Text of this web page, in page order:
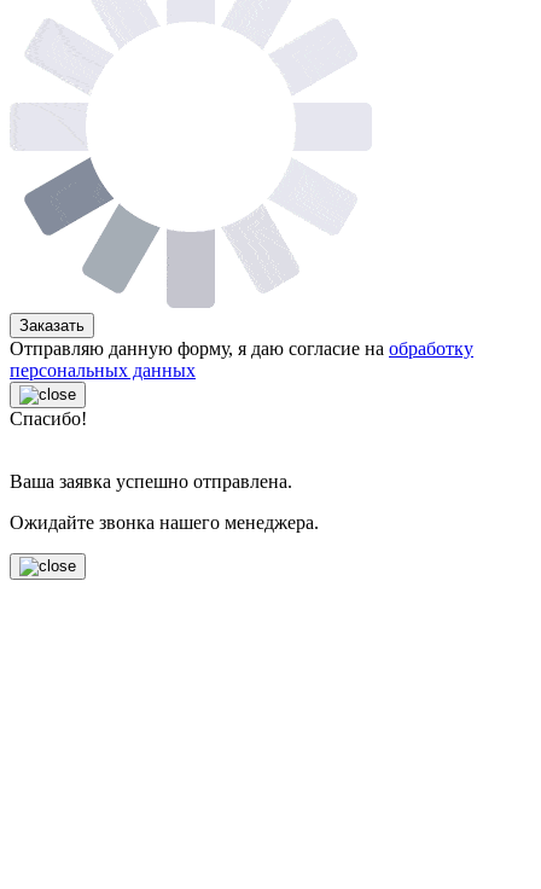
Заказать
Отправляю данную форму, я даю согласие на обработку
персональных данных
Спасибо!
Ваша заявка успешно отправлена.
Ожидайте звонка нашего менеджера.